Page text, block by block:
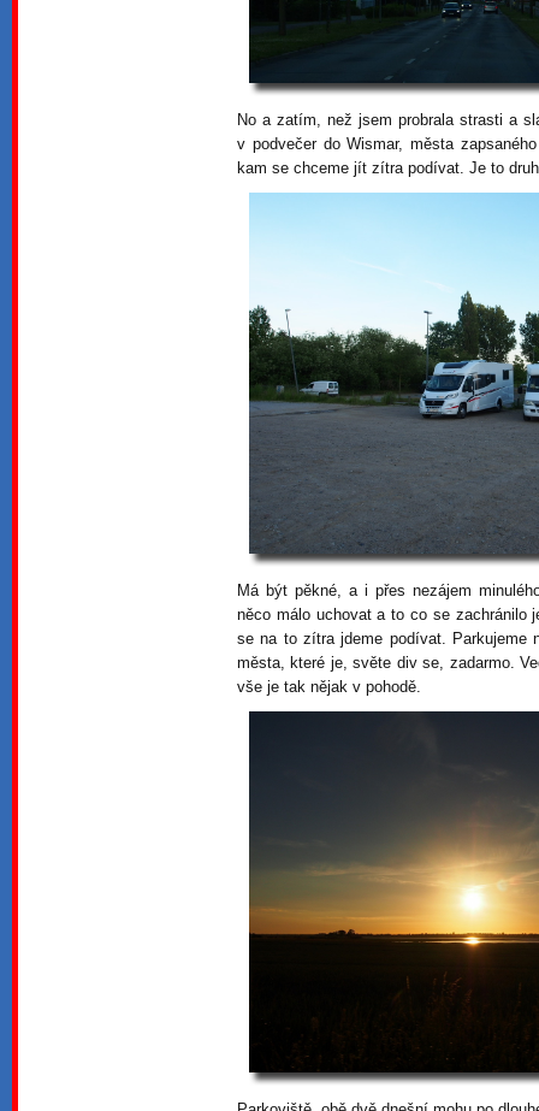
No a zatím, než jsem probrala strasti a
v podvečer do Wismar, města
kam se chceme jít zítra podívat. Je to
Má být pěkné, a i přes nezájem
něco málo uchovat a to co se zachránilo
se na to zítra jdeme podívat. Parkujeme
města, které je, světe div se, zadarmo.
vše je tak nějak v pohodě.